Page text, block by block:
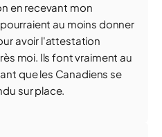
en recevant mon
au moins donner
avoir l'attestation
moi. Ils font vraiment au
que les Canadiens se
sur place.